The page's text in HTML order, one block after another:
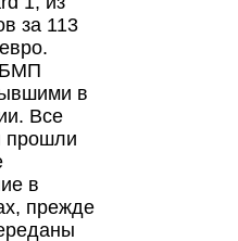
за 113
БМП
в
Все
прошли
в
прежде